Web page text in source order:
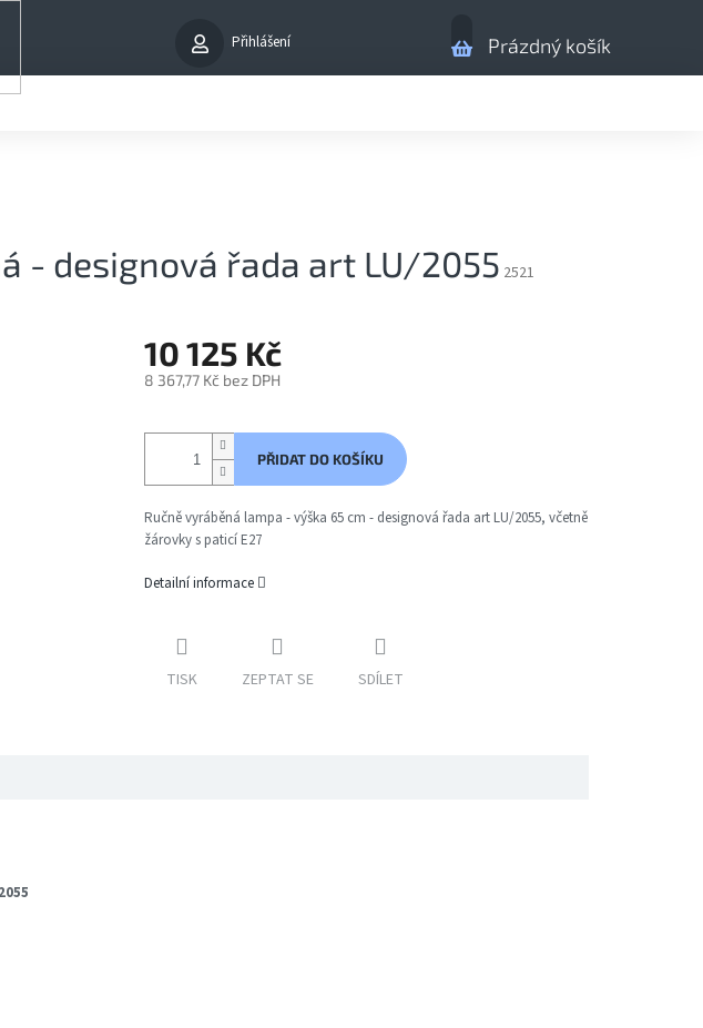
Přihlášení
Nákupní
košík
Prázdný košík
- designová řada art LU/2055 2521
10 125 Kč
8 367,77 Kč bez DPH
cena:
PŘIDAT DO KOŠÍKU
Ručně vyráběná lampa - výška 65 cm - designová řada art LU/2055, včetně
žárovky s paticí E27
Detailní informace
TISK ZEPTAT SE SDÍLET